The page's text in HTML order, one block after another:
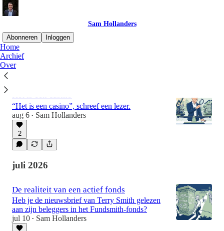
Sam Hollanders
Abonneren
Inloggen
Home
Archief
OverMeest recent
Het is een casino
“Het is een casino”, schreef een lezer.
aug 6 • Sam Hollanders
2
juli 2026
De realiteit van een actief fonds
Heb je de nieuwsbrief van Terry Smith gelezen
aan zijn beleggers in het Fundsmith-fonds?
jul 10 • Sam Hollanders